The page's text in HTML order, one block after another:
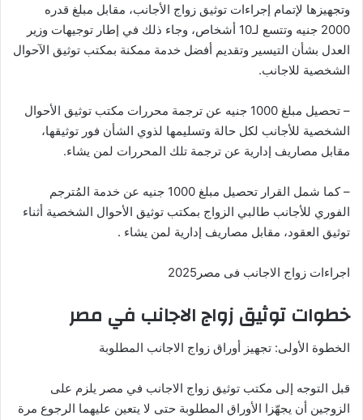
وتجهيزها لإتمام إجراءات توثيق زواج الأجانب، مقابل مبلغ قدره
2000 جنيه وتتسع لـ10 أشخاص، وجاء ذلك في إطار توجيهات وزير
العدل بشأن التيسير وتقديم أفضل خدمة ممكنة بمكتب توثيق الآحوال
الشخصية للاجانب.
– تحصيل مبلغ 1000 جنيه عن ترجمة محررات مكتب توثيق الأحوال
الشخصية للأجانب لكل حالة وتسليمها لذوي الشأن فور توثيقها،
مقابل مصاريف إدارية عن ترجمة تلك المحررات لمن يشاء.
– كما شمل القرار تحصيل مبلغ 1000 جنيه عن خدمة المُترجم
الفوري للأجانب طالبي الزواج بمكتب توثيق الأحوال الشخصية أثناء
توثيق العقود، مقابل مصاريف إدارية لمن يشاء .
اجراءات زواج الاجانب فى مصر2025
خطوات توثيق زواج الاجانب في مصر
الخطوة الأولى: تجهيز أوراق زواج الاجانب المطلوبة
قبل التوجه إلى مكتب توثيق زواج الاجانب في مصر يلزم على
الزوجين أن يجهّزا الأوراق المطلوبة حتى لا يتعين عليهما الرجوع مرة